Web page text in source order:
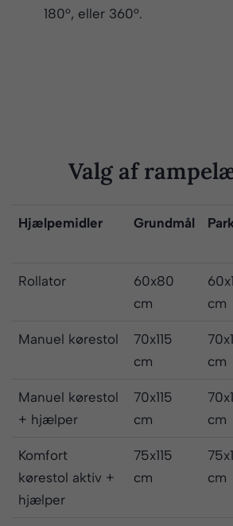
180°, eller 360°.
Valg af
Hjælpemidler Grundmål
Rollator
60x80
cm
cm
Manuel kørestol
70x115
cm
cm
Manuel kørestol
+ hjælper
70x115
cm
cm
Komfort
kørestol aktiv +
hjælper
75x115
cm
cm